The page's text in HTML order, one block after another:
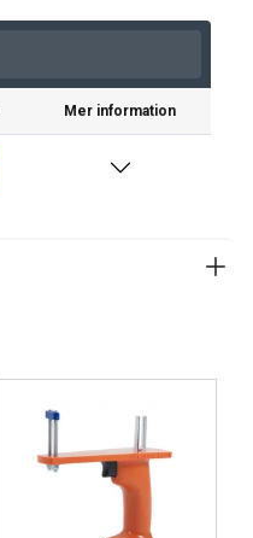
Mer information